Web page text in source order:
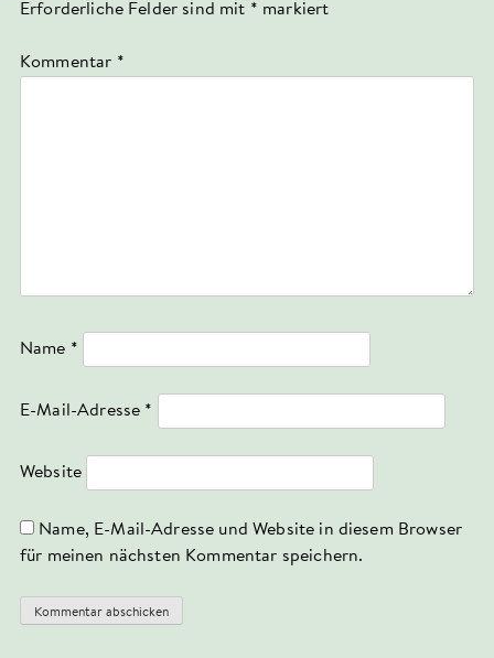
Erforderliche Felder sind mit * markiert
Kommentar *
Name *
E-Mail-Adresse *
Website
Name, E-Mail-Adresse und Website in diesem Browser
für meinen nächsten Kommentar speichern.